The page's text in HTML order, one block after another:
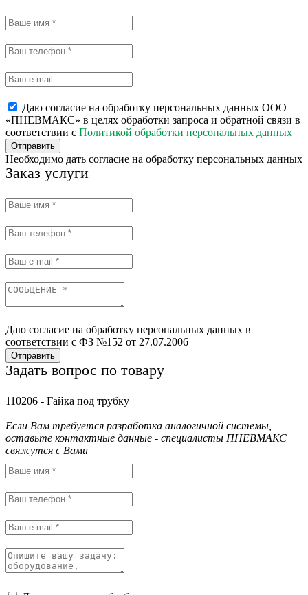
Даю согласие на обработку персональных данных ООО
«ПНЕВМАКС» в целях обработки запроса и обратной связи в
соответствии с Политикой обработки персональных данных
Отправить
Необходимо дать согласие на обработку персональных данных
Заказ услуги
Даю согласие на обработку персональных данных в
соответствии с ФЗ №152 от 27.07.2006
Отправить
Задать вопрос по товару
110206 - Гайка под трубку
Если Вам требуется разработка аналогичной системы,
оставьте контактные данные - специалисты ПНЕВМАКС
свяжутся с Вами